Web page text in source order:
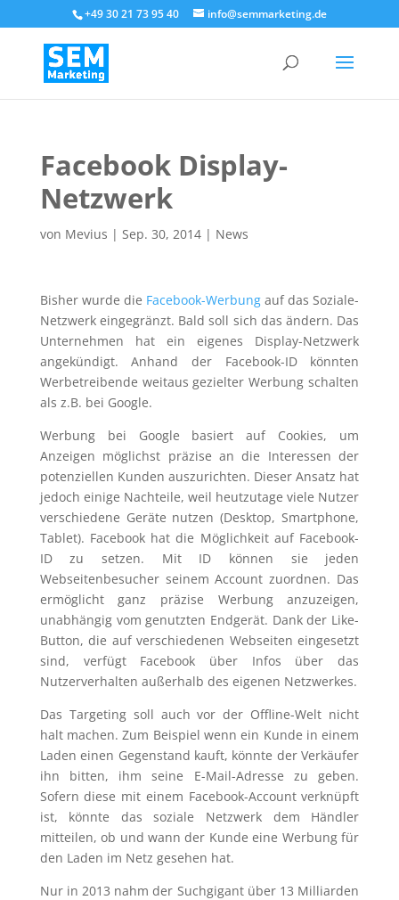
+49 30 21 73 95 40 info@semmarketing.de
Facebook Display-
Netzwerk
von Mevius | Sep. 30, 2014| News
Bisher wurde die Facebook-Werbung auf das Soziale-
Netzwerk eingegränzt. Bald soll sich das ändern. Das
Unternehmen hat ein eigenes Display-Netzwerk
angekündigt. Anhand der Facebook-ID könnten
Werbetreibende weitaus gezielter Werbung schalten
als z.B. bei Google.
Werbung bei Google basiert auf Cookies, um
Anzeigen möglichst präzise an die Interessen der
potenziellen Kunden auszurichten. Dieser Ansatz hat
jedoch einige Nachteile, weil heutzutage viele Nutzer
verschiedene Geräte nutzen (Desktop, Smartphone,
Tablet). Facebook hat die Möglichkeit auf Facebook-
ID zu setzen. Mit ID können sie jeden
Webseitenbesucher seinem Account zuordnen. Das
ermöglicht ganz präzise Werbung anzuzeigen,
unabhängig vom genutzten Endgerät. Dank der Like-
Button, die auf verschiedenen Webseiten eingesetzt
sind, verfügt Facebook über Infos über das
Nutzerverhalten außerhalb des eigenen Netzwerkes.
Das Targeting soll auch vor der Offline-Welt nicht
halt machen. Zum Beispiel wenn ein Kunde in einem
Laden einen Gegenstand kauft, könnte der Verkäufer
ihn bitten, ihm seine E-Mail-Adresse zu geben.
Sofern diese mit einem Facebook-Account verknüpft
ist, könnte das soziale Netzwerk dem Händler
mitteilen, ob und wann der Kunde eine Werbung für
den Laden im Netz gesehen hat.
Nur in 2013 nahm der Suchgigant über 13 Milliarden